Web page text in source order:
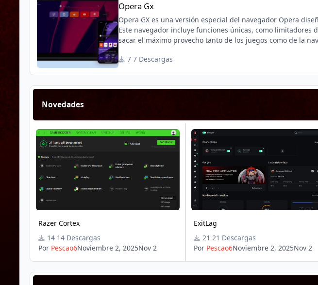
Opera Gx
Opera GX es una versión especial del navegador Opera
Este navegador incluye funciones únicas, como limitadores
sacar el máximo provecho tanto de los juegos como de la
7 Descargas
Novedades
Razer Cortex
Razer Cortex
14 Descargas
Por Pescao6Noviembre 2, 2025Nov 2
ExitLag
ExitLag
21 Descargas
Por Pescao6Noviembre 2, 2025Nov 2